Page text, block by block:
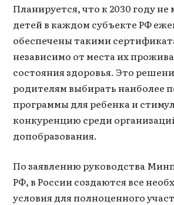
Планируется, что к 2030 году не
детей в каждом субъекте РФ
обеспечены такими
независимо от места их
состояния здоровья. Это
родителям выбирать наиболее
программы для ребенка и
конкуренцию среди
допобразования.
По заявлению руководства
РФ, в России создаются все
условия для полноценного